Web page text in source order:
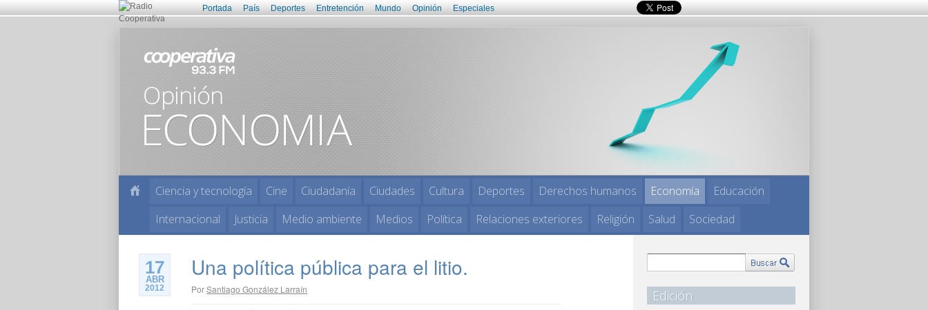
Portada País Deportes Entretención Mundo Opinión Especiales
Ciencia y tecnología Cine Ciudadanía Ciudades Cultura Deportes Derechos humanos Economía
Educación
Internacional
Justicia Medio ambiente Medios Política Relaciones exteriores Religión Salud Sociedad
17
ABR
2012
Una política pública para el litio.
PorSantiago González Larraín Edición